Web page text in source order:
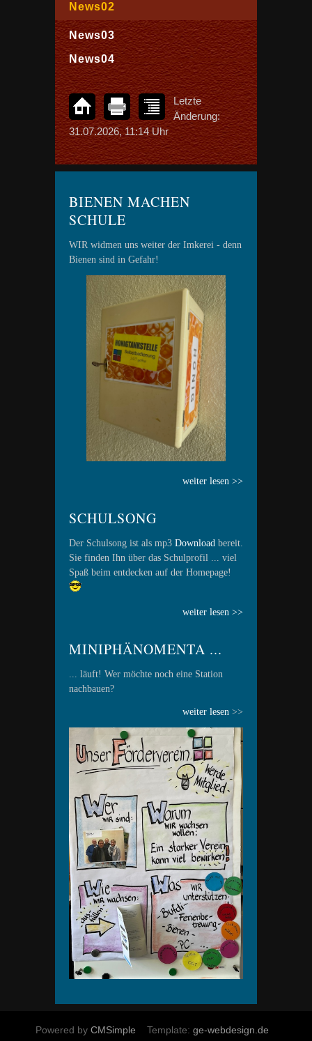
News02
News03
News04
Letzte
Änderung:
31.07.2026, 11:14 Uhr
BIENEN MACHEN
SCHULE
WIR widmen uns weiter der Imkerei - denn
Bienen sind in Gefahr!
weiter lesen >>
SCHULSONG
Der Schulsong ist als mp3 Download bereit.
Sie finden Ihn über das Schulprofil ... viel
Spaß beim entdecken auf der Homepage!
weiter lesen >>
MINIPHÄNOMENTA ...
... läuft! Wer möchte noch eine Station
nachbauen?
weiter lesen >>
Powered by CMSimple Template: ge-webdesign.de